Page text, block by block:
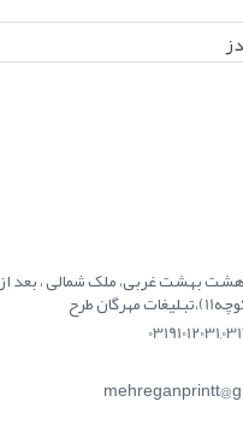
بهشت غربی، ملک شمالی ، بعد از
طرح